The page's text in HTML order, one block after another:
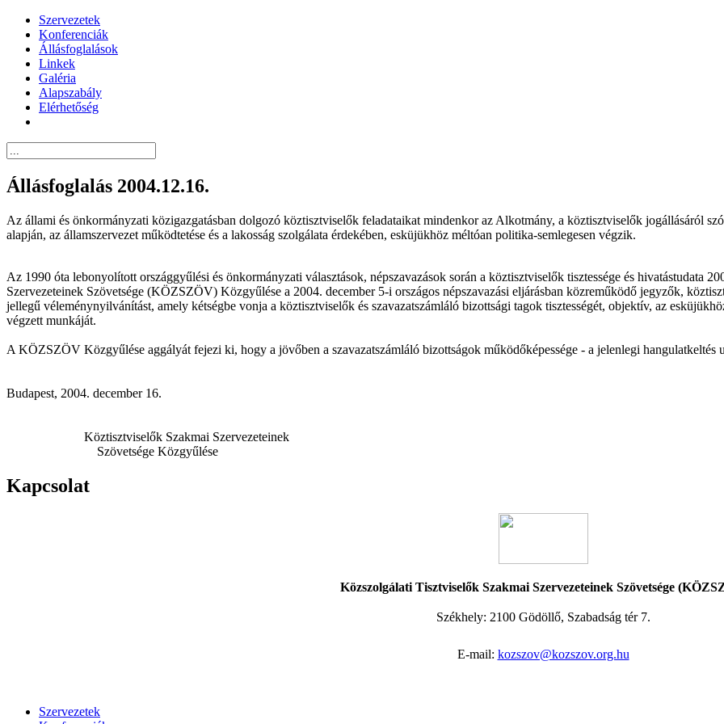
Szervezetek
Konferenciák
Állásfoglalások
Linkek
Galéria
Alapszabály
Elérhetőség
Állásfoglalás 2004.12.16.
Az állami és önkormányzati közigazgatásban dolgozó köztisztviselők feladataikat mindenkor az Alkotmány, a köztisztviselők jogállásáról
alapján, az államszervezet működtetése és a lakosság szolgálata érdekében, esküjükhöz méltóan politika-semlegesen végzik.
Az 1990 óta lebonyolított országgyűlési és önkormányzati választások, népszavazások során a köztisztviselők tisztessége és hivatástudata
Szervezeteinek Szövetsége (KÖZSZÖV) Közgyűlése a 2004. december 5-i országos népszavazási eljárásban közreműködő jegyzők,
jellegű véleménynyilvánítást, amely kétségbe vonja a köztisztviselők és szavazatszámláló bizottsági tagok tisztességét, objektív, az
végzett munkáját.
A KÖZSZÖV Közgyűlése aggályát fejezi ki, hogy a jövőben a szavazatszámláló bizottságok működőképessége - a jelenlegi hangulatkeltés
Budapest, 2004. december 16.
Köztisztviselők Szakmai Szervezeteinek
Szövetsége Közgyűlése
Kapcsolat
Közszolgálati Tisztviselők Szakmai Szervezeteinek Szövetsége
Székhely: 2100 Gödöllő, Szabadság tér 7.
E-mail: kozszov@kozszov.org.hu
Szervezetek